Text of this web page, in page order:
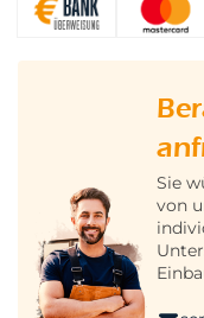
Sie
von